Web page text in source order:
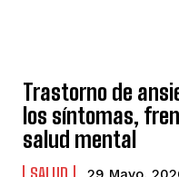
Trastorno de
los síntomas,
salud mental